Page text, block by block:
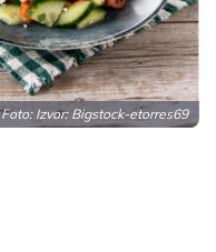
Foto: Izvor: Bigstock-etorres69